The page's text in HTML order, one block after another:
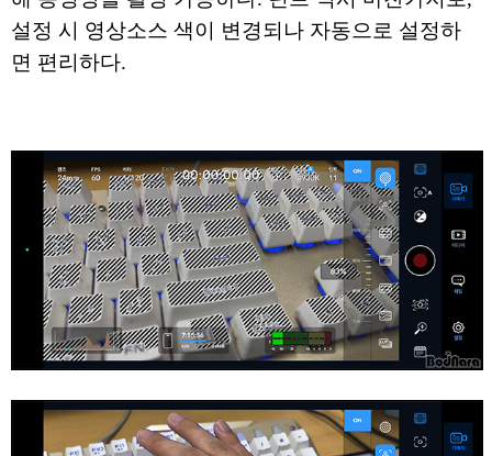
설정 시 영상소스 색이 변경되나 자동으로 설정하
면 편리하다.